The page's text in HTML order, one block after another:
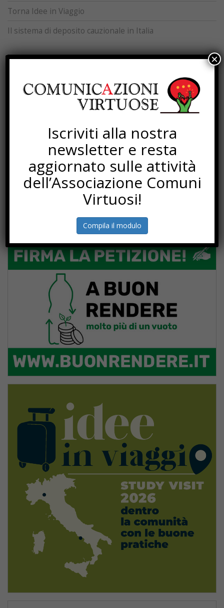
Torna Idee in Viaggio
Il sistema di deposito cauzionale in Italia
Iscriviti alla nostra
newsletter e resta
aggiornato sulle attività
dell’Associazione Comuni
Virtuosi!
Compila il modulo
×